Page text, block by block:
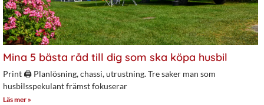
Mina 5 bästa råd till dig som ska köpa husbil
Print 🖨 Planlösning, chassi, utrustning. Tre saker man som
husbilsspekulant främst fokuserar
Läs mer »